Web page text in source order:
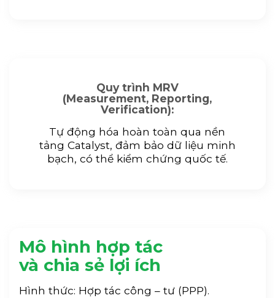
Quy trình MRV
(Measurement, Reporting,
Verification):
Tự động hóa hoàn toàn qua nền
tảng Catalyst, đảm bảo dữ liệu minh
bạch, có thể kiểm chứng quốc tế.
Mô hình hợp tác
và chia sẻ lợi ích
Hình thức: Hợp tác công – tư (PPP).